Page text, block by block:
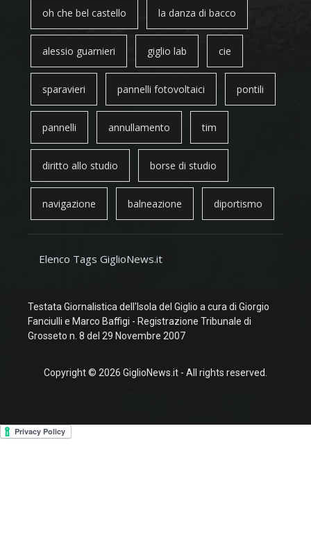
oh che bel castello la danza di bacco
alessio guarnieri giglio lab cie
sparavieri pannelli fotovoltaici pontili
pannelli annullamento tim
diritto allo studio borse di studio
navigazione balneazione diportismo
Elenco Tags GiglioNews.it
Testata Giornalistica dell'Isola del Giglio a cura di Giorgio
Fanciulli e Marco Baffigi - Registrazione Tribunale di
Grosseto n. 8 del 29 Novembre 2007
Copyright © 2026 GiglioNews.it - All rights reserved.